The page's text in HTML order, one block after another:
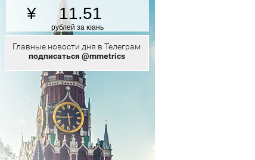
11.51
рублей за юань
Главные новости дня в Телеграм
подписаться @mmetrics